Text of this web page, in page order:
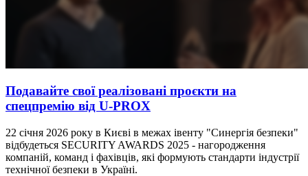
Подавайте свої реалізовані проєкти на
спецпремію від U-PROX
22 січня 2026 року в Києві в межах івенту "Синергія безпеки"
відбудеться SECURITY AWARDS 2025 - нагородження
компаній, команд і фахівців, які формують стандарти індустрії
технічної безпеки в Україні.